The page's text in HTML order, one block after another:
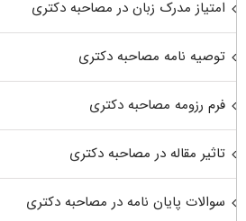
امتیاز مدرک زبان در مصاحبه دکتری
توصیه نامه مصاحبه دکتری
فرم رزومه مصاحبه دکتری
تاثیر مقاله در مصاحبه دکتری
سوالات پایان نامه در مصاحبه دکتری